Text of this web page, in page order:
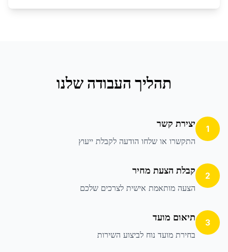
תהליך העבודה שלנו
1 יצירת קשר
התקשרו או שלחו הודעה לקבלת ייעוץ
2 קבלת הצעת מחיר
הצעה מותאמת אישית לצרכים שלכם
3 תיאום מועד
בחירת מועד נוח לביצוע השירות